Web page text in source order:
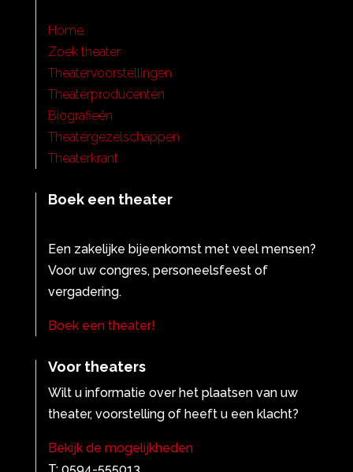
Home
Zoek theater
Theatervoorstellingen
Theaterproducenten
Biografieën
Theatergezelschappen
Theaterkrant
Boek een theater
Een zakelijke bijeenkomst met veel mensen?
Voor uw congres, personeelsfeest of
vergadering.
Boek een theater!
Voor theaters
Wilt u informatie over het plaatsen van uw
theater, voorstelling of heeft u een klacht?
Bekijk de mogelijkheden